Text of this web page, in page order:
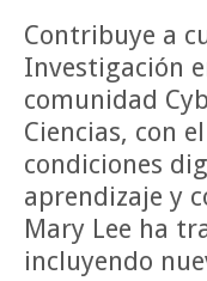
Contribuye a
Investigación
comunidad
Ciencias, con
condiciones
aprendizaje y
Mary Lee ha
incluyendo